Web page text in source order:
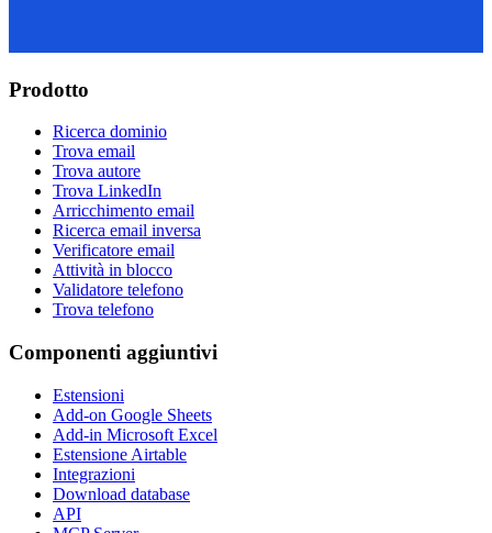
Prodotto
Ricerca dominio
Trova email
Trova autore
Trova LinkedIn
Arricchimento email
Ricerca email inversa
Verificatore email
Attività in blocco
Validatore telefono
Trova telefono
Componenti aggiuntivi
Estensioni
Add-on Google Sheets
Add-in Microsoft Excel
Estensione Airtable
Integrazioni
Download database
API